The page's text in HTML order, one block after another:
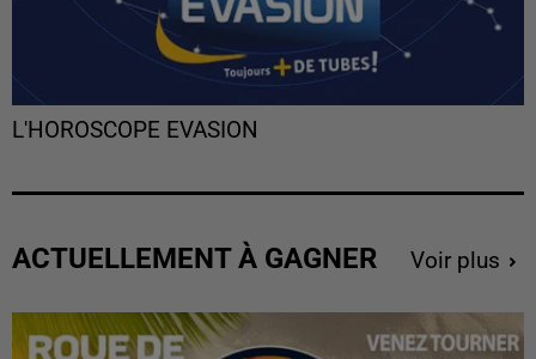
L'HOROSCOPE EVASION
ACTUELLEMENT À GAGNER Voir plus